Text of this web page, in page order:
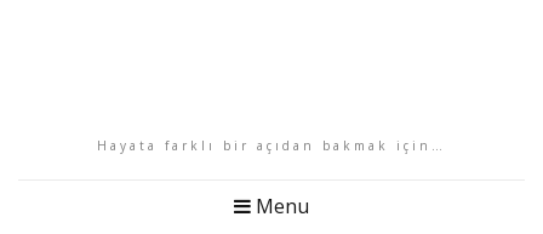
Hayata farklı bir açıdan bakmak için…
Menu